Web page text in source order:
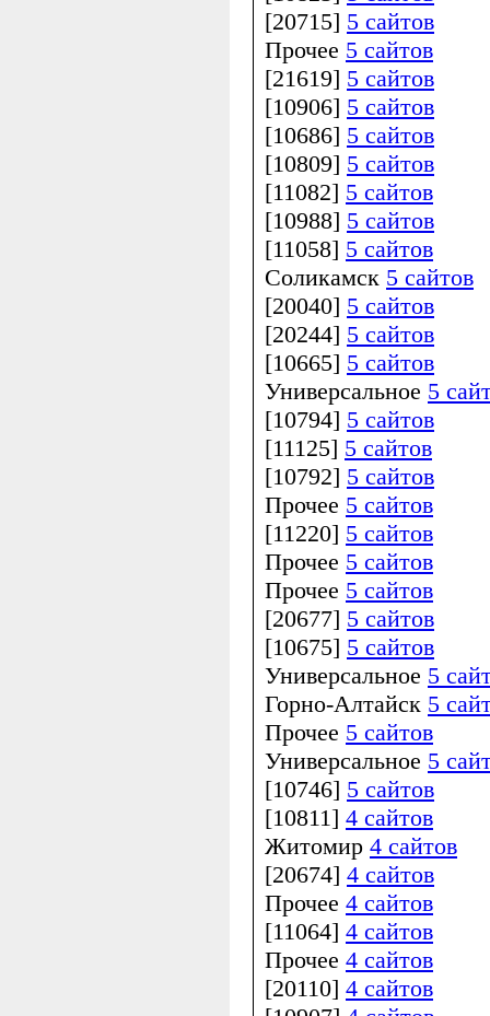
[20715] 5 сайтов
Прочее 5 сайтов
[21619] 5 сайтов
[10906] 5 сайтов
[10686] 5 сайтов
[10809] 5 сайтов
[11082] 5 сайтов
[10988] 5 сайтов
[11058] 5 сайтов
Соликамск 5 сайтов
[20040] 5 сайтов
[20244] 5 сайтов
[10665] 5 сайтов
Универсальное 5
[10794] 5 сайтов
[11125] 5 сайтов
[10792] 5 сайтов
Прочее 5 сайтов
[11220] 5 сайтов
Прочее 5 сайтов
Прочее 5 сайтов
[20677] 5 сайтов
[10675] 5 сайтов
Универсальное 5
Горно-Алтайск 5
Прочее 5 сайтов
Универсальное 5
[10746] 5 сайтов
[10811] 4 сайтов
Житомир 4 сайтов
[20674] 4 сайтов
Прочее 4 сайтов
[11064] 4 сайтов
Прочее 4 сайтов
[20110] 4 сайтов